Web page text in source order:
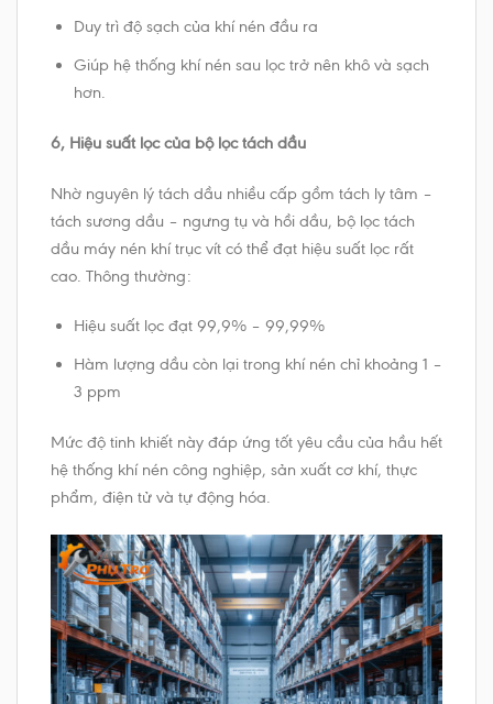
Duy trì độ sạch của khí nén đầu ra
Giúp hệ thống khí nén sau lọc trở nên khô và sạch
hơn.
6, Hiệu suất lọc của bộ lọc tách dầu
Nhờ nguyên lý tách dầu nhiều cấp gồm tách ly tâm –
tách sương dầu – ngưng tụ và hồi dầu, bộ lọc tách
dầu máy nén khí trục vít có thể đạt hiệu suất lọc rất
cao. Thông thường:
Hiệu suất lọc đạt 99,9% – 99,99%
Hàm lượng dầu còn lại trong khí nén chỉ khoảng 1 –
3 ppm
Mức độ tinh khiết này đáp ứng tốt yêu cầu của hầu hết
hệ thống khí nén công nghiệp, sản xuất cơ khí, thực
phẩm, điện tử và tự động hóa.